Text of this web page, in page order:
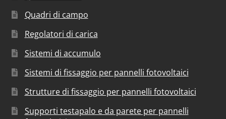
Quadri di campo
Regolatori di carica
Sistemi di accumulo
Sistemi di fissaggio per pannelli fotovoltaici
Strutture di fissaggio per pannelli fotovoltaici
Supporti testapalo e da parete per pannelli